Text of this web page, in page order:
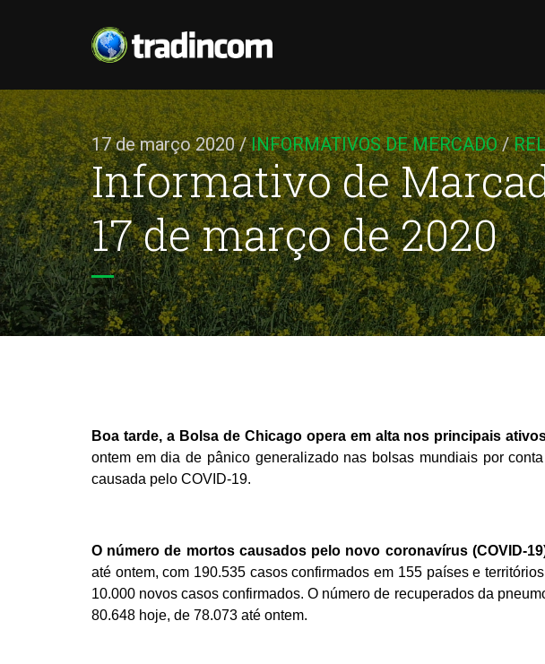
17 de março 2020/INFORMATIVOS DE MERCADO/
Informativo de
17 de março de 2020
Boa tarde, a Bolsa de Chicago opera em alta nos principais
ontem em dia de pânico generalizado nas bolsas mundiais por
causada pelo COVID-19.
O número de mortos causados pelo novo coronavírus (COVID-
até ontem, com 190.535 casos confirmados em 155 países e
10.000 novos casos confirmados. O número de recuperados da
80.648 hoje, de 78.073 até ontem.